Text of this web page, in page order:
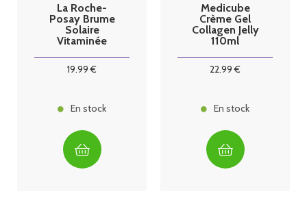
La Roche-
Posay Brume
Solaire
Vitaminée
200ml
19.99 €
En stock
Medicube
Crème Gel
Collagen Jelly
110ml
22.99 €
En stock